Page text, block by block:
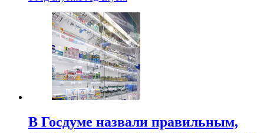
В Госдуме назвали правильным,